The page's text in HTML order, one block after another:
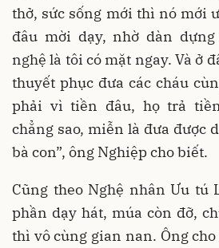
thở, sức sống mới thì nó mới
đâu mời dạy, nhờ dàn
nghệ là tôi có mặt ngay. Và ở
thuyết phục đưa các cháu
phải vì tiền đâu, họ trả
chẳng sao, miễn là đưa được
bà con”, ông Nghiệp cho biết.
Cũng theo Nghệ nhân Ưu tú
phần dạy hát, múa còn đỡ,
thì vô cùng gian nan. Ông